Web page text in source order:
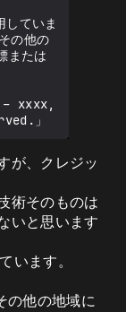
ていま
の他の
たは
– xxxx,
が、クレジッ
術そのものは
いと思います
います。
の他の地域に